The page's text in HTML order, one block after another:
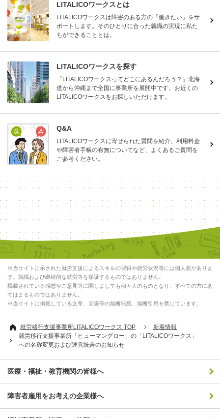
LITALICOワークスとは
LITALICOワークスは障害のある方の「働きたい」をサ
ポートします。そのひとりに合った就職の実現に私た
ちができることとは。
LITALICOワークスを探す
「LITALICOワークスってどこにあるんだろう？」北海
道から沖縄まで全国に事業所を展開中です。お近くの
LITALICOワークスをお探しいただけます。
Q&A
LITALICOワークスに寄せられた質問を紹介。利用料金
や障害者手帳の有無についてなど、よくあるご質問を
ご参考ください。
※当サイトに示された就労支援によるスキルの習得や就労状況等には個人差がありま
す。就職および継続的な就労等を保証するものではありません。
掲載されている感想やご意見等に関しましても個々人のものとなり、すべての方にあ
てはまるものではありません。
※当サイトに掲載している文章、画像等の無断転載、無断引用を禁じています。
就労移行支援事業所LITALICOワークス TOP
新着情報
就労移行支援事業所「ヒューマングロー」の「LITALICOワークス」
への名称変更および運営統合のお知らせ
医療・福祉・教育機関の皆様へ
障害者雇用をお考えの企業様へ